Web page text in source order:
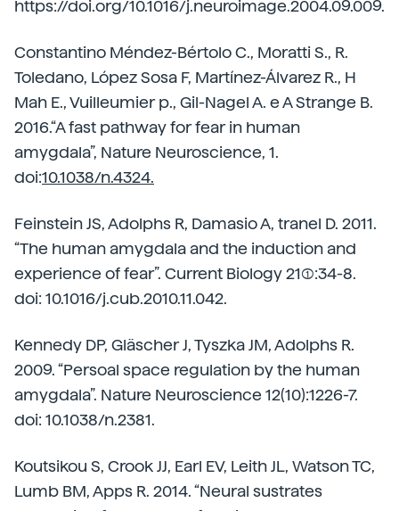
https://doi.org/10.1016/j.neuroimage.2004.09.009.
Constantino Méndez-Bértolo C., Moratti S., R.
Toledano, López Sosa F, Martínez-Álvarez R., H
Mah E., Vuilleumier p., Gil-Nagel A. e A Strange B.
2016.“A fast pathway for fear in human
amygdala”, Nature Neuroscience, 1.
doi:10.1038/n.4324.
Feinstein JS, Adolphs R, Damasio A, tranel D. 2011.
“The human amygdala and the induction and
experience of fear”. Current Biology 21(1):34-8.
doi: 10.1016/j.cub.2010.11.042.
Kennedy DP, Gläscher J, Tyszka JM, Adolphs R.
2009. “Persoal space regulation by the human
amygdala”. Nature Neuroscience 12(10):1226-7.
doi: 10.1038/n.2381.
Koutsikou S, Crook JJ, Earl EV, Leith JL, Watson TC,
Lumb BM, Apps R. 2014. “Neural sustrates